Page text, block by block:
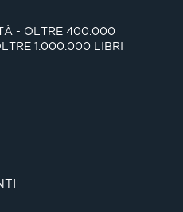
- OLTRE 400.000
1.000.000 LIBRI